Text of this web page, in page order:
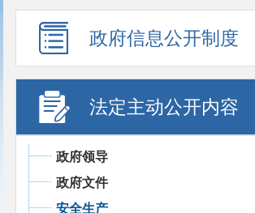
政府信息公开制度
法定主动公开内容
政府领导
政府文件
安全生产